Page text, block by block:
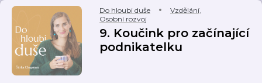
Do hloubi duše Vzdělání,
Osobní rozvoj
9. Koučink pro začínající
podnikatelku